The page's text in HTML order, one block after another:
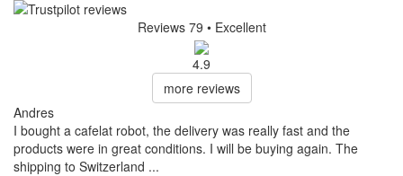
Reviews 79 • Excellent
4.9
more reviews
Andres
I bought a cafelat robot, the delivery was really fast and the
products were in great conditions. I will be buying again. The
shipping to Switzerland ...